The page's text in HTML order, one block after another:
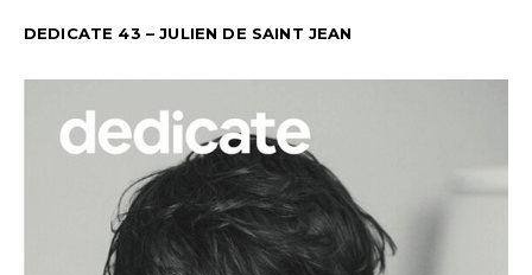
DEDICATE 43 – JULIEN DE SAINT JEAN